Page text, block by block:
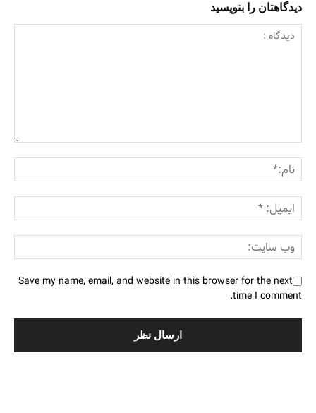
دیدگاهتان را بنویسید
Save my name, email, and website in this browser for the next
time I comment.